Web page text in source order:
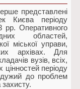
представлені
Києва періоду
рр. Оперативного
областей,
міської управи,
архівах. Для
вузів, всіх,
періоду
до проблем